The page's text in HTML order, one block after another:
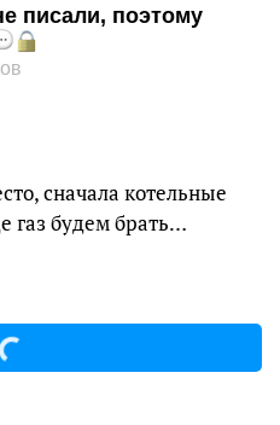
писали, поэтому
сначала котельные
газ будем брать…